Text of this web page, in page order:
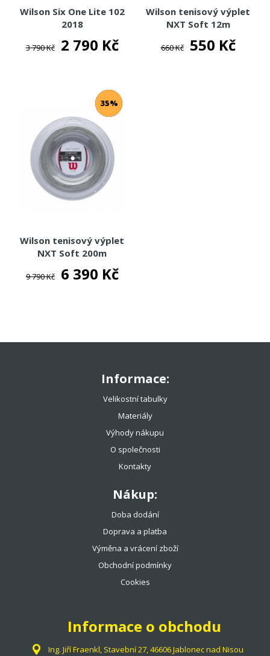
Wilson Six One Lite 102
2018
3 790 Kč 2 790 Kč
Wilson tenisový výplet
NXT Soft 12m
660 Kč 550 Kč
35%
Wilson tenisový výplet
NXT Soft 200m
9 790 Kč 6 390 Kč
Informace:
Velikostní tabulky
Materiály
Výhody nákupu
O společnosti
Kontakty
Nákup:
Doba dodání
Doprava a platba
Výměna a vrácení zboží
Obchodní podmínky
Cookies
Informace o obchodu
Ing. Jiří Fraenkl, Stavební 27, 46606 Jablonec nad Nisou